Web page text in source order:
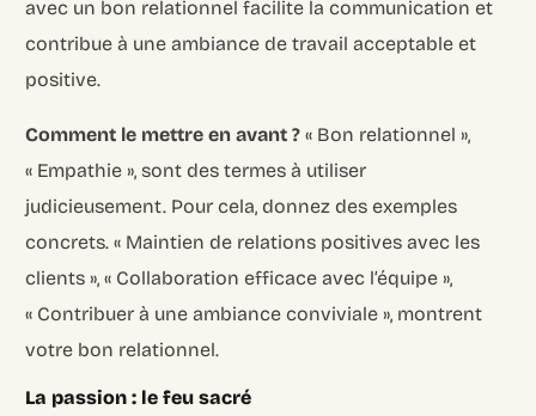
avec un bon relationnel facilite la communication et
contribue à une ambiance de travail acceptable et
positive.
Comment le mettre en avant ? « Bon relationnel »,
« Empathie », sont des termes à utiliser
judicieusement. Pour cela, donnez des exemples
concrets. « Maintien de relations positives avec les
clients », « Collaboration efficace avec l’équipe »,
« Contribuer à une ambiance conviviale », montrent
votre bon relationnel.
La passion : le feu sacré